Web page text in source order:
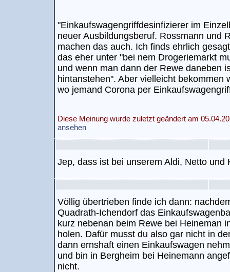
"Einkaufswagengriffdesinfizierer im
neuer Ausbildungsberuf. Rossmann und
machen das auch. Ich finds ehrlich
das eher unter "bei nem Drogeriemarkt
und wenn man dann der Rewe daneben
hintanstehen". Aber vielleicht bekommen
wo jemand Corona per
Diese Meinung wurde zuletzt geändert am
ansehen
Jep, dass ist bei unserem Aldi, Netto und
Völlig übertrieben finde ich dann:
Quadrath-Ichendorf das
kurz nebenan beim Rewe bei Heineman
holen. Dafür musst du also gar nicht in
dann ernshaft einen Einkaufswagen
und bin in Bergheim bei Heinemann
nicht.